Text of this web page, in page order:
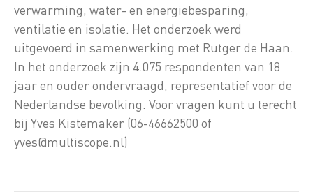
verwarming, water- en energiebesparing,
ventilatie en isolatie. Het onderzoek werd
uitgevoerd in samenwerking met Rutger de Haan.
In het onderzoek zijn 4.075 respondenten van 18
jaar en ouder ondervraagd, representatief voor de
Nederlandse bevolking. Voor vragen kunt u terecht
bij Yves Kistemaker (06-46662500 of
yves@multiscope.nl)